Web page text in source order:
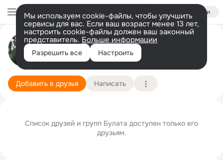
Войти
Мы используем cookie-файлы, чтобы улучшить
сервисы для вас. Если ваш возраст менее 13 лет,
настроить cookie-файлы должен ваш законный
представитель. Больше информации
Разрешить все Настроить
Булат Кушербаев
8 декабря Подробнее
Добавить в друзья Написать
Список друзей и групп Булата доступен только его
друзьям.